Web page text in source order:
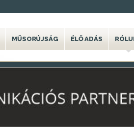
MŰSORÚJSÁG ÉLŐ ADÁS